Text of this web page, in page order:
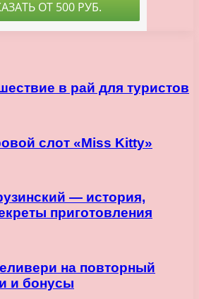
в рай для туристов
слот «Miss Kitty»
— история,
приготовления
на повторный
и бонусы